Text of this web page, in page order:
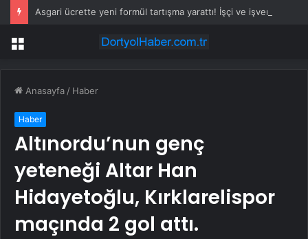
Menü
Anasayfa / Haber
Haber
Altınordu’nun genç
yeteneği Altar Han
Hidayetoğlu, Kırklarelispor
maçında 2 gol attı.